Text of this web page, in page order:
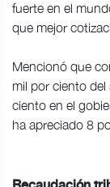
fuerte en el
que mejor
Mencionó que
mil por ciento
ciento en el
ha apreciado 8